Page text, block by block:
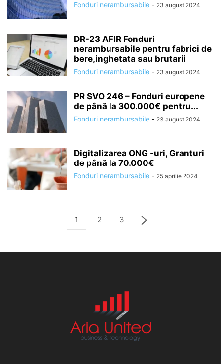
Fonduri nerambursabile - 23 august 2024
DR-23 AFIR Fonduri
nerambursabile pentru fabrici de
bere,inghetata sau brutarii
Fonduri nerambursabile - 23 august 2024
PR SVO 246 – Fonduri europene
de până la 300.000€ pentru...
Fonduri nerambursabile - 23 august 2024
Digitalizarea ONG -uri, Granturi
de până la 70.000€
Fonduri nerambursabile - 25 aprilie 2024
1 2 3